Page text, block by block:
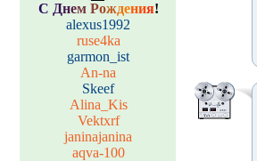
С Днем Рождения!
alexus1992
ruse4ka
garmon_ist
An-na
Skeef
Alina_Kis
Vektxrf
janinajanina
aqva-100